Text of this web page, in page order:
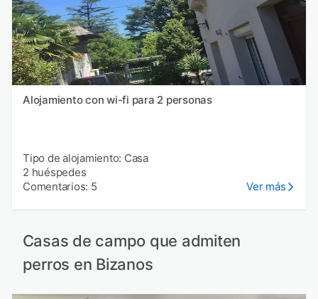
Alojamiento con wi-fi para 2 personas
Tipo de alojamiento: Casa
2 huéspedes
Comentarios: 5
Ver más
Casas de campo que admiten
perros en Bizanos